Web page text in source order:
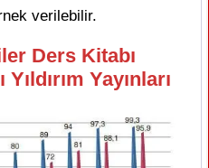
verilebilir.
Ders Kitabı
Yayınları